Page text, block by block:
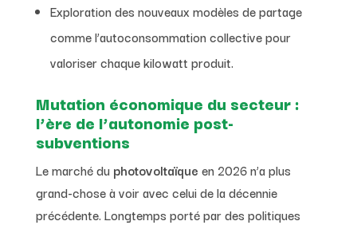
Exploration des nouveaux modèles de partage
comme l’autoconsommation collective pour
valoriser chaque kilowatt produit.
Mutation économique du secteur :
l’ère de l’autonomie post-
subventions
Le marché du photovoltaïque en 2026 n’a plus
grand-chose à voir avec celui de la décennie
précédente. Longtemps porté par des politiques